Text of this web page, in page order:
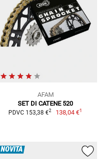
AFAM
SET DI CATENE 520
PDVC 153,38 €2 138,04 €1
NOVITÀ